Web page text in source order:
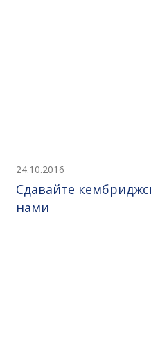
24.10.2016
Сдавайте
нами